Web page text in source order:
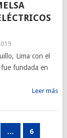
Lima con el
fundada en
Leer más
… 6